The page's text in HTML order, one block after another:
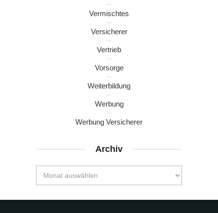
Vermischtes
Versicherer
Vertrieb
Vorsorge
Weiterbildung
Werbung
Werbung Versicherer
Archiv